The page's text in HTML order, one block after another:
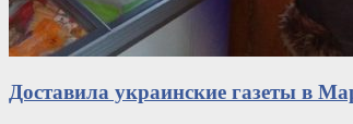
Доставила украинские газеты в